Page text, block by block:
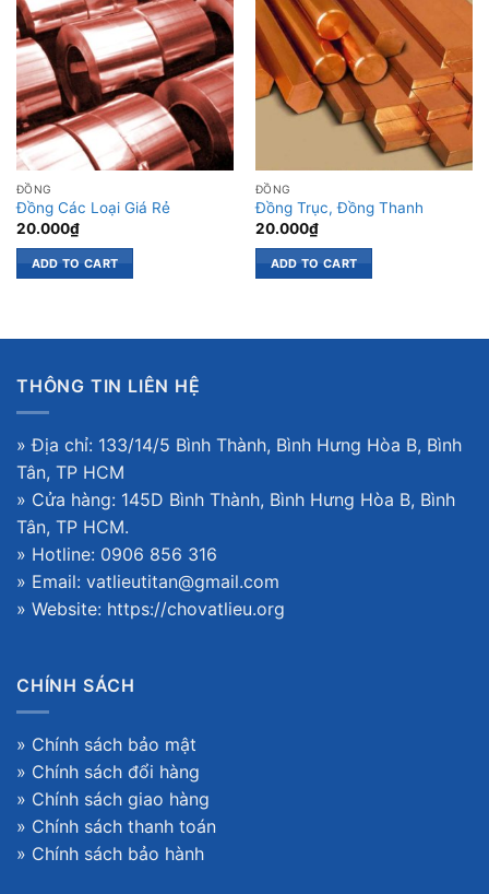
ĐỒNG
Đồng Các Loại Giá Rẻ
20.000₫
ADD TO CART
ĐỒNG
Đồng Trục, Đồng Thanh
20.000₫
ADD TO CART
THÔNG TIN LIÊN HỆ
» Địa chỉ: 133/14/5 Bình Thành, Bình Hưng Hòa B, Bình
Tân, TP HCM
» Cửa hàng: 145D Bình Thành, Bình Hưng Hòa B, Bình
Tân, TP HCM.
» Hotline: 0906 856 316
» Email: vatlieutitan@gmail.com
» Website: https://chovatlieu.org
CHÍNH SÁCH
» Chính sách bảo mật
» Chính sách đổi hàng
» Chính sách giao hàng
» Chính sách thanh toán
» Chính sách bảo hành